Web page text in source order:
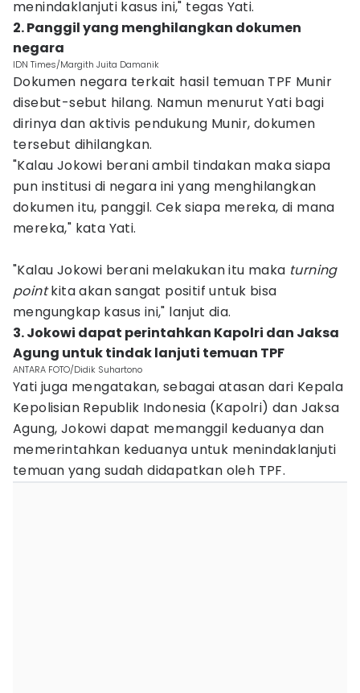
menindaklanjuti kasus ini," tegas Yati.
2. Panggil yang menghilangkan dokumen
negara
IDN Times/Margith Juita Damanik
Dokumen negara terkait hasil temuan TPF Munir
disebut-sebut hilang. Namun menurut Yati bagi
dirinya dan aktivis pendukung Munir, dokumen
tersebut dihilangkan.
"Kalau Jokowi berani ambil tindakan maka siapa
pun institusi di negara ini yang menghilangkan
dokumen itu, panggil. Cek siapa mereka, di mana
mereka," kata Yati.
"Kalau Jokowi berani melakukan itu maka turning
pointkita akan sangat positif untuk bisa
mengungkap kasus ini," lanjut dia.
3. Jokowi dapat perintahkan Kapolri dan Jaksa
Agung untuk tindak lanjuti temuan TPF
ANTARA FOTO/Didik Suhartono
Yati juga mengatakan, sebagai atasan dari Kepala
Kepolisian Republik Indonesia (Kapolri) dan Jaksa
Agung, Jokowi dapat memanggil keduanya dan
memerintahkan keduanya untuk menindaklanjuti
temuan yang sudah didapatkan oleh TPF.